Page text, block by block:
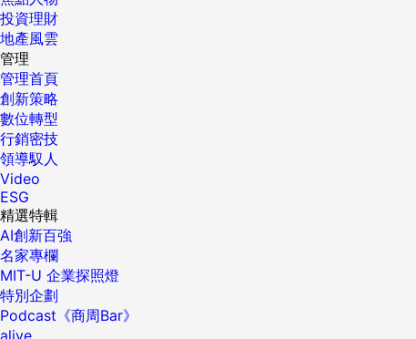
投資理財
地產風雲
管理
管理首頁
創新策略
數位轉型
行銷密技
領導馭人
Video
ESG
精選特輯
AI創新百強
名家專欄
MIT-U 企業探照燈
特別企劃
Podcast《商周Bar》
alive